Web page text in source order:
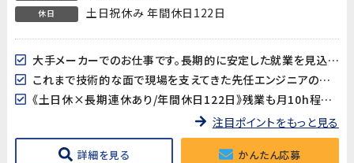
休日 土日祝休み 年間休日122日
大手メーカーでのお仕事です。長期的に安定した就業を見込んでいますので新しい挑戦やスキルアップも目指せます!
これまで技術的な面で現場を支えてきた先任エンジニアの後任として活躍していただける方を募集します!
《土日休×長期連休あり/年間休日122日》残業も月10h程度でワークライフバランスも取り易い♪
注目ポイントをもっと見る
詳細を見る かんたん応募